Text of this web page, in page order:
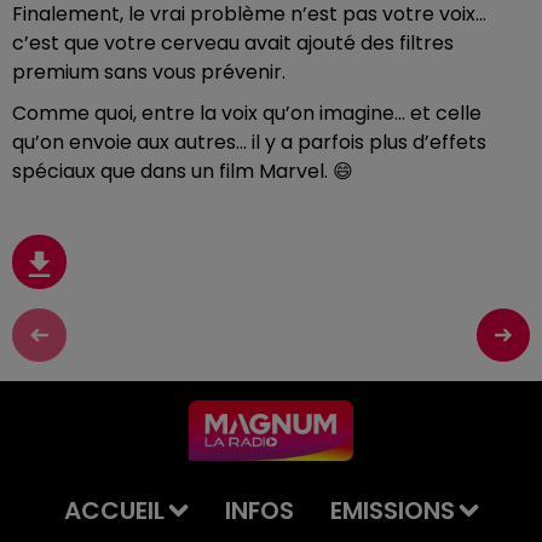
Finalement, le vrai problème n’est pas votre voix…
c’est que votre cerveau avait ajouté des filtres
premium sans vous prévenir.
Comme quoi, entre la voix qu’on imagine… et celle
qu’on envoie aux autres… il y a parfois plus d’effets
spéciaux que dans un film Marvel. 😄
ACCUEIL INFOS EMISSIONS